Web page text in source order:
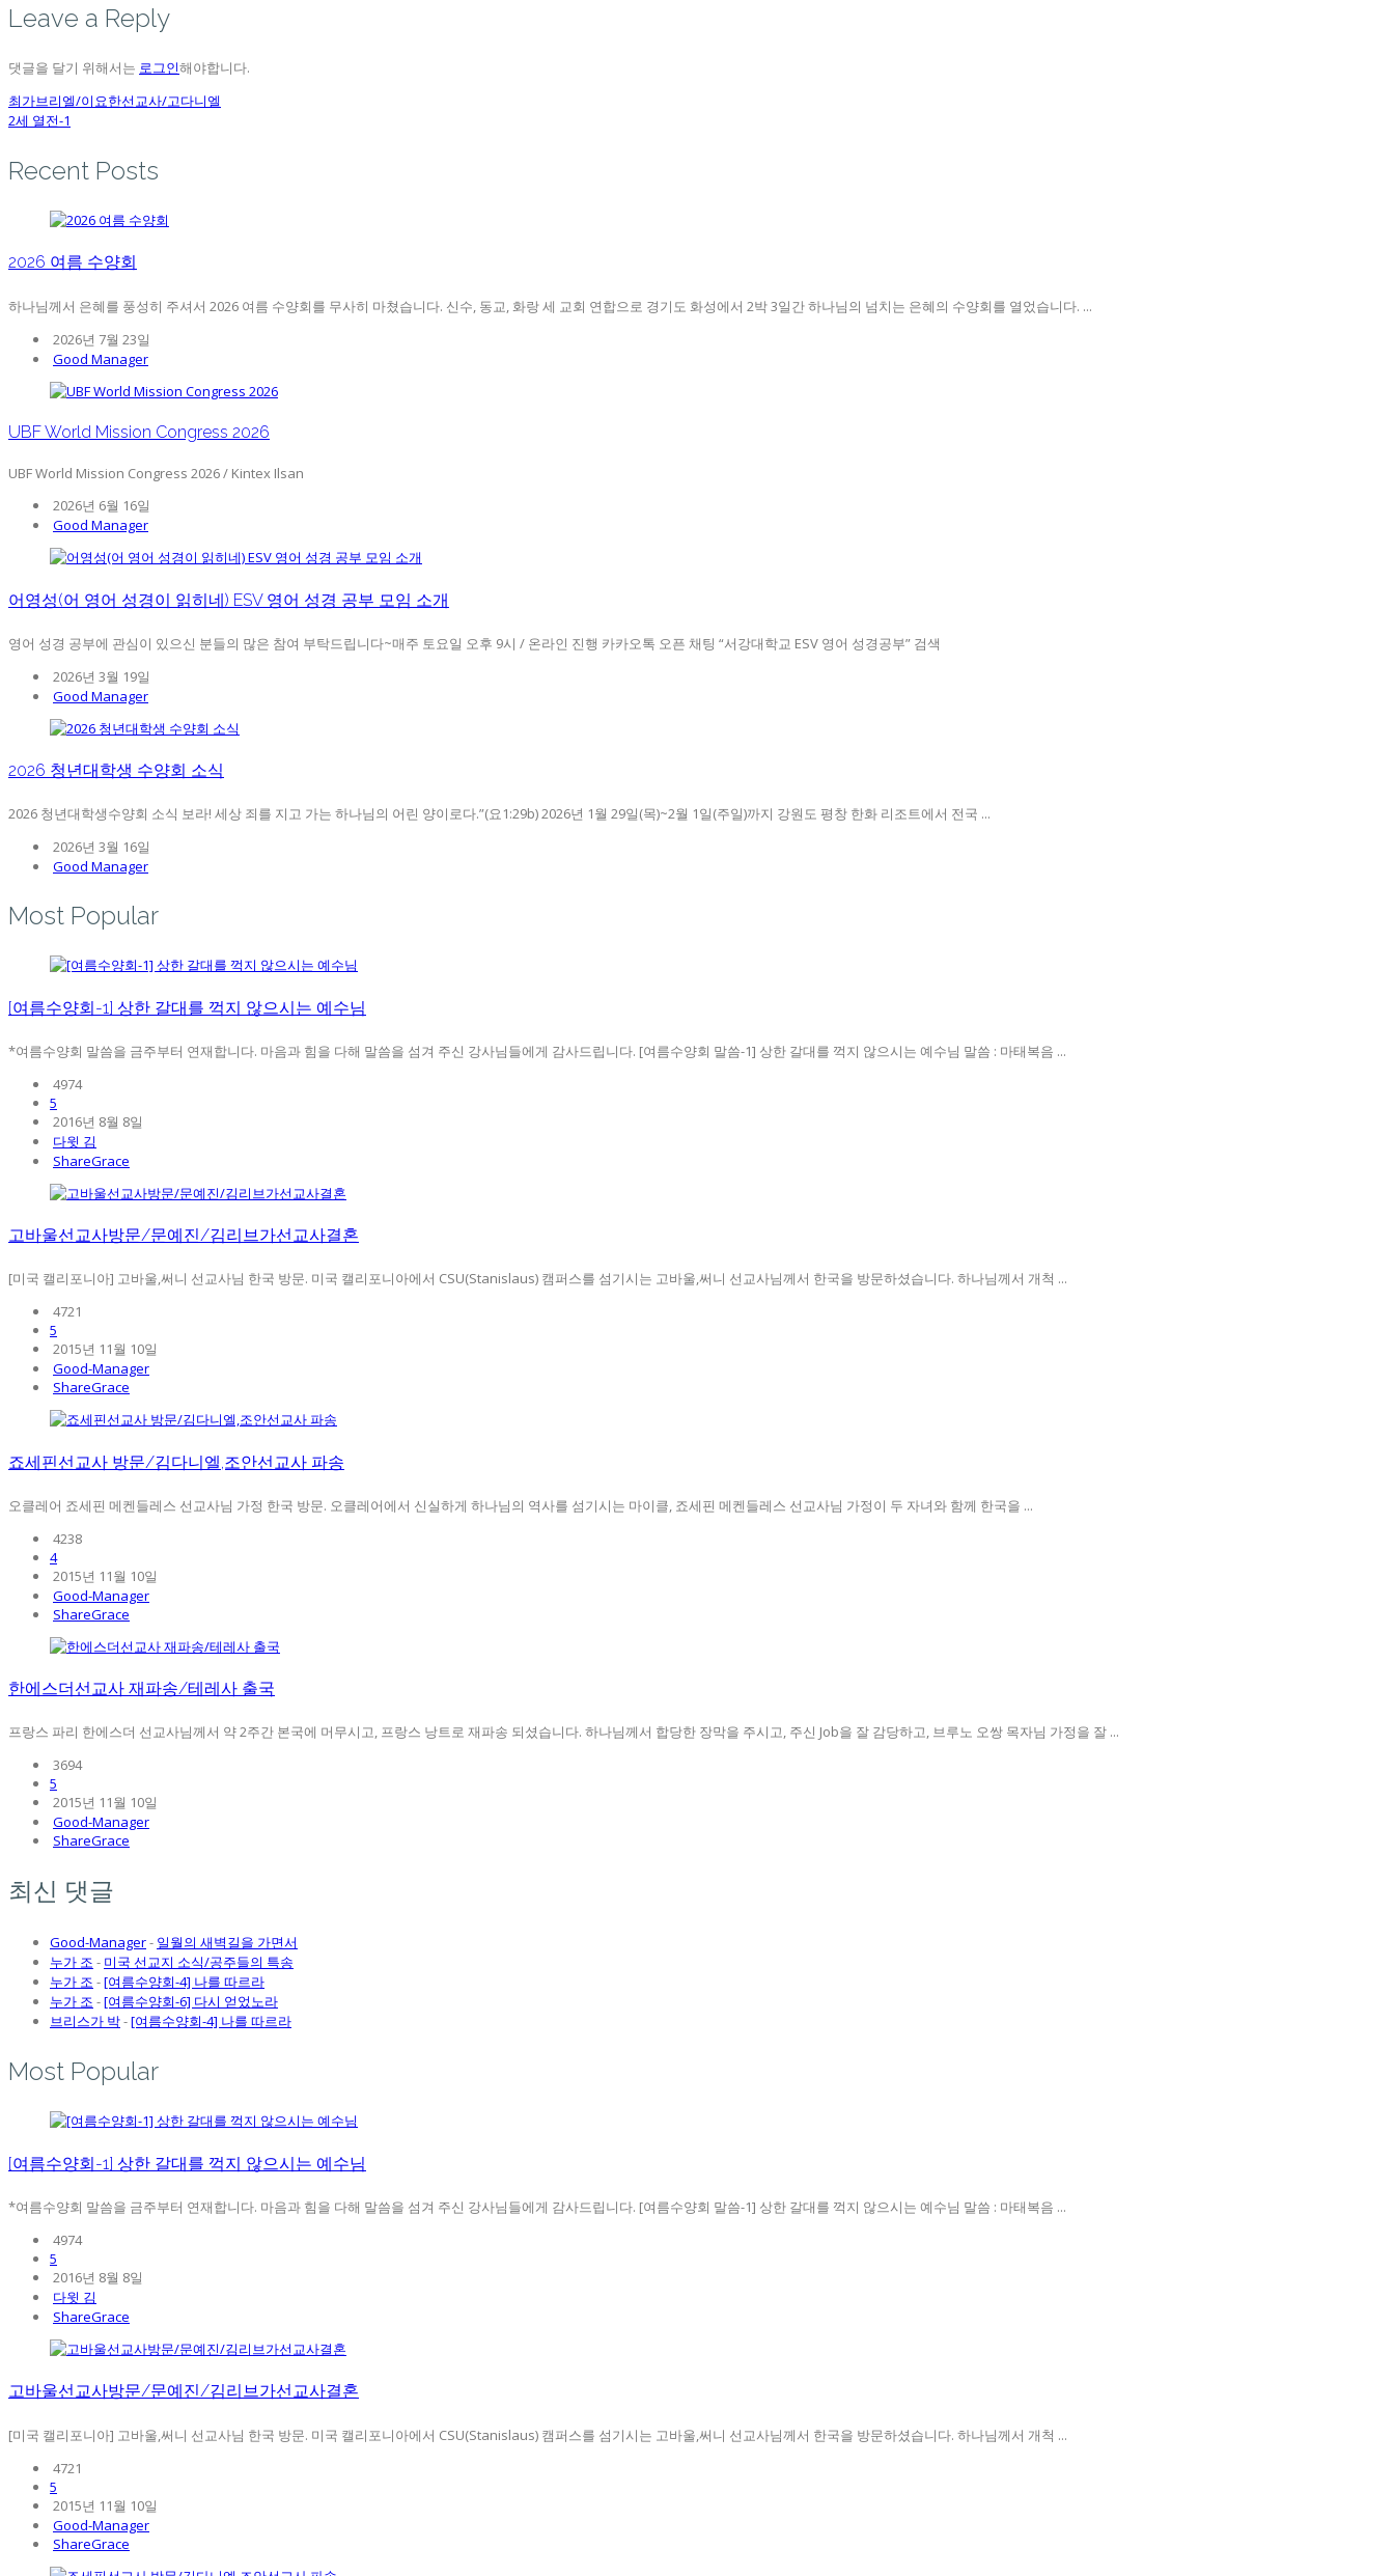
Leave a Reply
댓글을 달기 위해서는 로그인해야합니다.
최가브리엘/이요한선교사/고다니엘
2세 열전-1
Recent Posts
2026 여름 수양회
하나님께서 은혜를 풍성히 주셔서 2026 여름 수양회를 무사히 마쳤습니다. 신수, 동교, 화랑 세 교회 연합으로 경기도 화성에서 2박 3일간 하나님의 넘치는 은혜의 수양회를 열었습니다. ...
2026년 7월 23일
Good Manager
UBF World Mission Congress 2026
UBF World Mission Congress 2026 / Kintex Ilsan
2026년 6월 16일
Good Manager
어영성(어 영어 성경이 읽히네) ESV 영어 성경 공부 모임 소개
영어 성경 공부에 관심이 있으신 분들의 많은 참여 부탁드립니다~매주 토요일 오후 9시 / 온라인 진행 카카오톡 오픈 채팅 “서강대학교 ESV 영어 성경공부” 검색
2026년 3월 19일
Good Manager
2026 청년대학생 수양회 소식
2026 청년대학생수양회 소식 보라! 세상 죄를 지고 가는 하나님의 어린 양이로다.”(요1:29b) 2026년 1월 29일(목)~2월 1일(주일)까지 강원도 평창 한화 리조트에서 전국 ...
2026년 3월 16일
Good Manager
Most Popular
[여름수양회-1] 상한 갈대를 꺽지 않으시는 예수님
*여름수양회 말씀을 금주부터 연재합니다. 마음과 힘을 다해 말씀을 섬겨 주신 강사님들에게 감사드립니다. [여름수양회 말씀-1] 상한 갈대를 꺽지 않으시는 예수님 말씀 : 마태복음 ...
4974
5
2016년 8월 8일
다윗 김
ShareGrace
고바울선교사방문/문예진/김리브가선교사결혼
[미국 캘리포니아] 고바울,써니 선교사님 한국 방문. 미국 캘리포니아에서 CSU(Stanislaus) 캠퍼스를 섬기시는 고바울,써니 선교사님께서 한국을 방문하셨습니다. 하나님께서 개척 ...
4721
5
2015년 11월 10일
Good-Manager
ShareGrace
죠세핀선교사 방문/김다니엘,조안선교사 파송
오클레어 죠세핀 메켄들레스 선교사님 가정 한국 방문. 오클레어에서 신실하게 하나님의 역사를 섬기시는 마이클, 죠세핀 메켄들레스 선교사님 가정이 두 자녀와 함께 한국을 ...
4238
4
2015년 11월 10일
Good-Manager
ShareGrace
한에스더선교사 재파송/테레사 출국
프랑스 파리 한에스더 선교사님께서 약 2주간 본국에 머무시고, 프랑스 낭트로 재파송 되셨습니다. 하나님께서 합당한 장막을 주시고, 주신 Job을 잘 감당하고, 브루노 오쌍 목자님 가정을 잘 ...
3694
5
2015년 11월 10일
Good-Manager
ShareGrace
최신 댓글
Good-Manager- 일월의 새벽길을 가면서
누가 조 - 미국 선교지 소식/공주들의 특송
누가 조 -[여름수양회-4] 나를 따르라
누가 조 -[여름수양회-6] 다시 얻었노라
브리스가 박-[여름수양회-4] 나를 따르라
Most Popular
[여름수양회-1] 상한 갈대를 꺽지 않으시는 예수님
*여름수양회 말씀을 금주부터 연재합니다. 마음과 힘을 다해 말씀을 섬겨 주신 강사님들에게 감사드립니다. [여름수양회 말씀-1] 상한 갈대를 꺽지 않으시는 예수님 말씀 : 마태복음 ...
4974
5
2016년 8월 8일
다윗 김
ShareGrace
고바울선교사방문/문예진/김리브가선교사결혼
[미국 캘리포니아] 고바울,써니 선교사님 한국 방문. 미국 캘리포니아에서 CSU(Stanislaus) 캠퍼스를 섬기시는 고바울,써니 선교사님께서 한국을 방문하셨습니다. 하나님께서 개척 ...
4721
5
2015년 11월 10일
Good-Manager
ShareGrace